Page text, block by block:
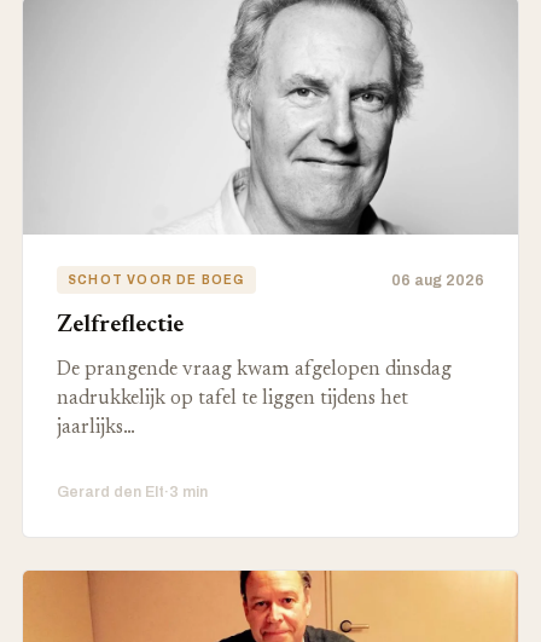
SCHOT VOOR DE BOEG 06 aug 2026
Zelfreflectie
De prangende vraag kwam afgelopen dinsdag
nadrukkelijk op tafel te liggen tijdens het
jaarlijks…
Gerard den Elt·3 min